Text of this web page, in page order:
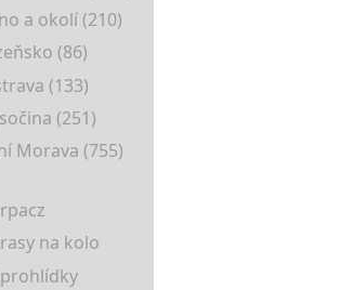
a okolí (210)
(86)
(133)
(251)
Morava (755)
na kolo